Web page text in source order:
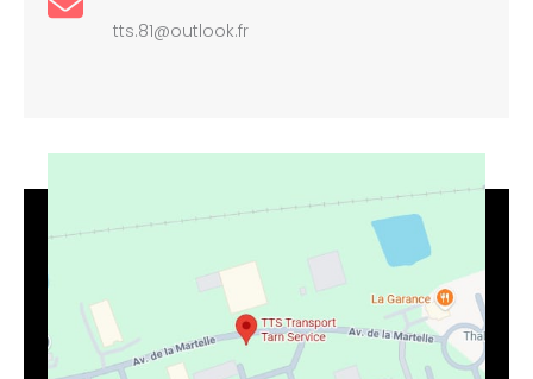
tts.81@outlook.fr